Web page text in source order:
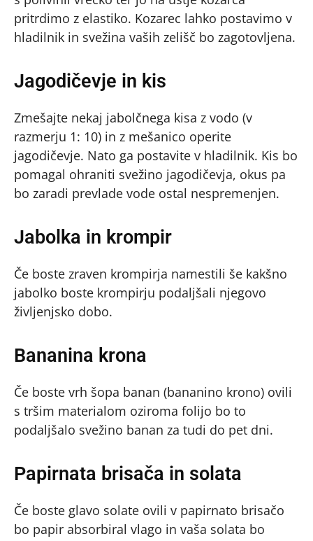
pritrdimo z elastiko. Kozarec lahko postavimo v
hladilnik in svežina vaših zelišč bo zagotovljena.
Jagodičevje in kis
Zmešajte nekaj jabolčnega kisa z vodo (v
razmerju 1: 10) in z mešanico operite
jagodičevje. Nato ga postavite v hladilnik. Kis bo
pomagal ohraniti svežino jagodičevja, okus pa
bo zaradi prevlade vode ostal nespremenjen.
Jabolka in krompir
Če boste zraven krompirja namestili še kakšno
jabolko boste krompirju podaljšali njegovo
življenjsko dobo.
Bananina krona
Če boste vrh šopa banan (bananino krono) ovili
s tršim materialom oziroma folijo bo to
podaljšalo svežino banan za tudi do pet dni.
Papirnata brisača in solata
Če boste glavo solate ovili v papirnato brisačo
bo papir absorbiral vlago in vaša solata bo